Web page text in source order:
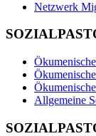
Netzwerk
Allgemeine